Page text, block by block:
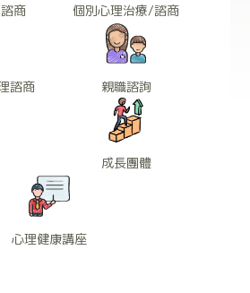
商 個別心理治療/諮商
諮商 親職諮詢
成長團體
心理健康講座